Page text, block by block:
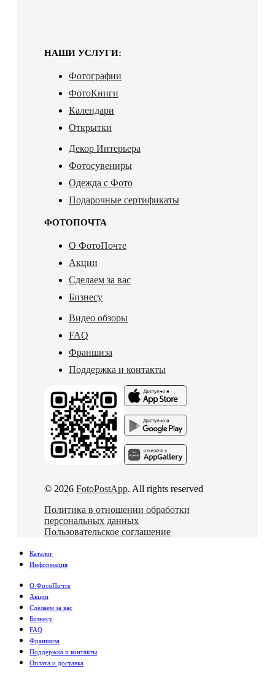
НАШИ УСЛУГИ:
Фотографии
ФотоКниги
Календари
Открытки
Декор Интерьера
Фотосувениры
Одежда с Фото
Подарочные сертификаты
ФОТОПОЧТА
О ФотоПочте
Акции
Сделаем за вас
Бизнесу
Видео обзоры
FAQ
Франшиза
Поддержка и контакты
© 2026 FotoPostApp. All rights reserved
Политика в отношении обработки
персональных данных
Пользовательское соглашение
Каталог
Информация
О ФотоПочте
Акции
Сделаем за вас
Бизнесу
FAQ
Франшиза
Поддержка и контакты
Оплата и доставка